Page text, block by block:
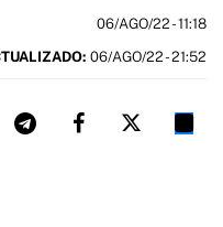
06/AGO/22- 11:18
06/AGO/22 - 21:52